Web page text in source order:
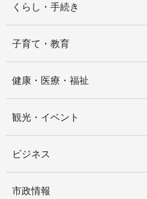
くらし・手続き
子育て・教育
健康・医療・福祉
観光・イベント
ビジネス
市政情報